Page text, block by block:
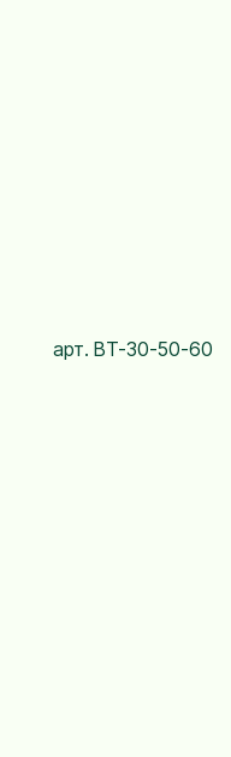
арт. BT-30-50-60